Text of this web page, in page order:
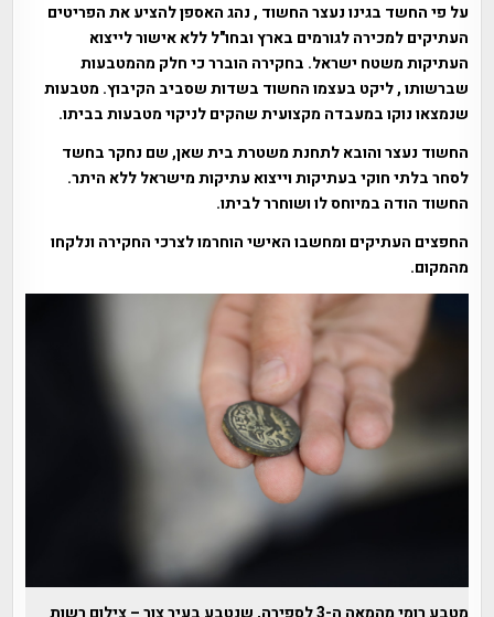
על פי החשד בגינו נעצר החשוד , נהג האספן להציע את הפריטים
העתיקים למכירה לגורמים בארץ ובחו"ל ללא אישור לייצוא
העתיקות משטח ישראל. בחקירה הוברר כי חלק מהמטבעות
שברשותו , ליקט בעצמו החשוד בשדות שסביב הקיבוץ. מטבעות
שנמצאו נוקו במעבדה מקצועית שהקים לניקוי מטבעות בביתו.
החשוד נעצר והובא לתחנת משטרת בית שאן, שם נחקר בחשד
לסחר בלתי חוקי בעתיקות וייצוא עתיקות מישראל ללא היתר.
החשוד הודה במיוחס לו ושוחרר לביתו.
החפצים העתיקים ומחשבו האישי הוחרמו לצרכי החקירה ונלקחו
מהמקום.